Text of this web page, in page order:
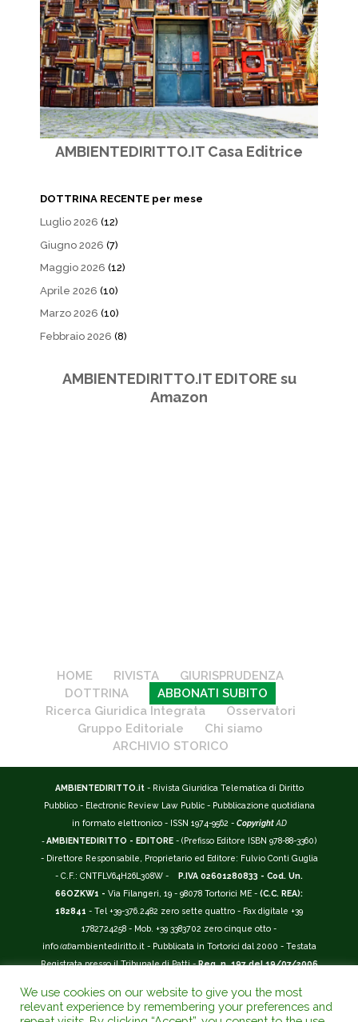
AMBIENTEDIRITTO.IT Casa Editrice
DOTTRINA RECENTE per mese
Luglio 2026 (12)
Giugno 2026 (7)
Maggio 2026 (12)
Aprile 2026 (10)
Marzo 2026 (10)
Febbraio 2026 (8)
AMBIENTEDIRITTO.IT EDITORE su
Amazon
HOME RIVISTA
GIURISPRUDENZA
DOTTRINA
ABBONATI SUBITO
Ricerca Giuridica Integrata
Osservatori
Gruppo Editoriale
Chi siamo
ARCHIVIO STORICO
AMBIENTEDIRITTO.it - Rivista Giuridica Telematica di Diritto
Pubblico - Electronic Review Law Public - Pubblicazione quotidiana
in formato elettronico - ISSN 1974-9562 - Copyright AD
-AMBIENTEDIRITTO - EDITORE - (Prefisso Editore ISBN 978-88-3360)
- Direttore Responsabile, Proprietario ed Editore: Fulvio Conti Guglia
- C.F.: CNTFLV64H26L308W -
P.IVA 02601280833 - Cod. Un.
66OZKW1 - Via Filangeri, 19 - 98078 Tortorici ME - (C.C. REA):
182841 - Tel +39-376.2482 zero sette quattro - Fax digitale +39
1782724258 - Mob. +39 3383702 zero cinque otto -
info(at)ambientediritto.it - Pubblicata in Tortorici dal 2000 - Testata
Registrata presso il Tribunale di Patti -Reg. n. 197 del 19/07/2006
__________
La Rivista Giuridica AMBIENTEDIRITTO.IT ISSN 1974-9562
We use cookies on our website to give you the most
relevant experience by remembering your preferences and